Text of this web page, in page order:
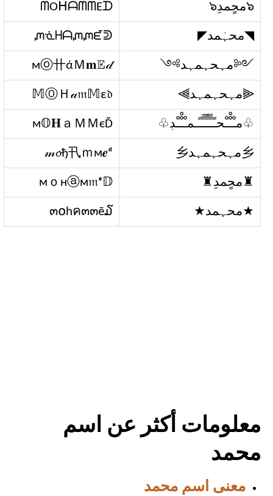
๖محٍمدِ๖ ᗰOᕼᗩᗰᗰEᗪ
◥محہٰمد◤​ ᘻᓍᕼᗩᘻᘻᘿᕲ
༺مہحہمہد༻ мⓞ卄άＭ𝐦𝔼𝒹
⫷مہحہمہد⫸ 𝕄ⓄＨ𝒶𝔪𝕄ε𝔡
♧مـْـْْـْحـًـًًـًًًـًًـًـمـْـْْـْڊ♧ м𝕆𝐇ａＭＭєĎ
乡مہحہمہد乡 𝓂𝓸ђ卂ｍм𝒆ᵈ
♜محٍمدِ♜ мｏнⓐм𝔪ᵉ𝔻
★محہمد★ ๓໐hค๓๓ē໓
معلومات أكثر عن اسم
محمد
معنى اسم محمد